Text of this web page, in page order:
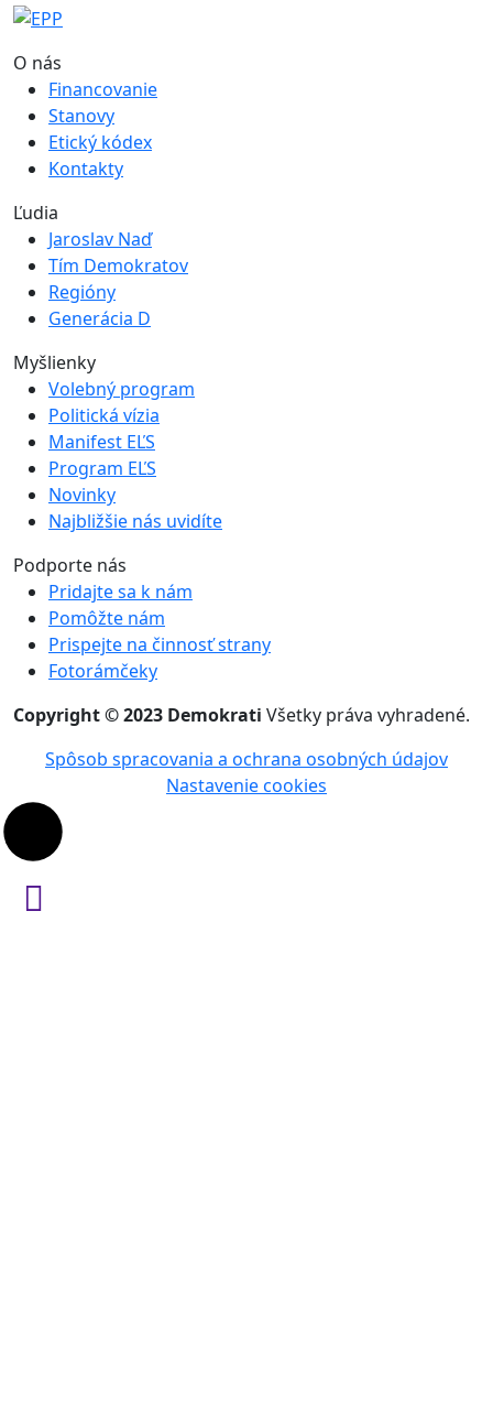
O nás
Financovanie
Stanovy
Etický kódex
Kontakty
Ľudia
Jaroslav Naď
Tím Demokratov
Regióny
Generácia D
Myšlienky
Volebný program
Politická vízia
Manifest EĽS
Program EĽS
Novinky
Najbližšie nás uvidíte
Podporte nás
Pridajte sa k nám
Pomôžte nám
Prispejte na činnosť strany
Fotorámčeky
Copyright © 2023 Demokrati Všetky práva vyhradené.
Spôsob spracovania a ochrana osobných údajov
Nastavenie cookies